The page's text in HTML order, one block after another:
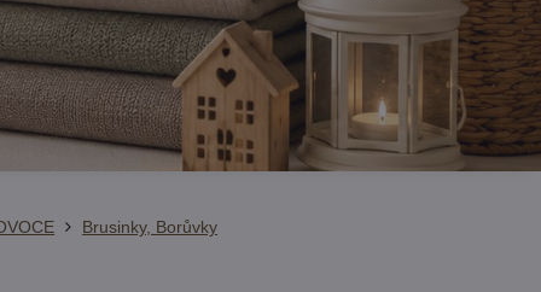
Brusinky, Borůvky